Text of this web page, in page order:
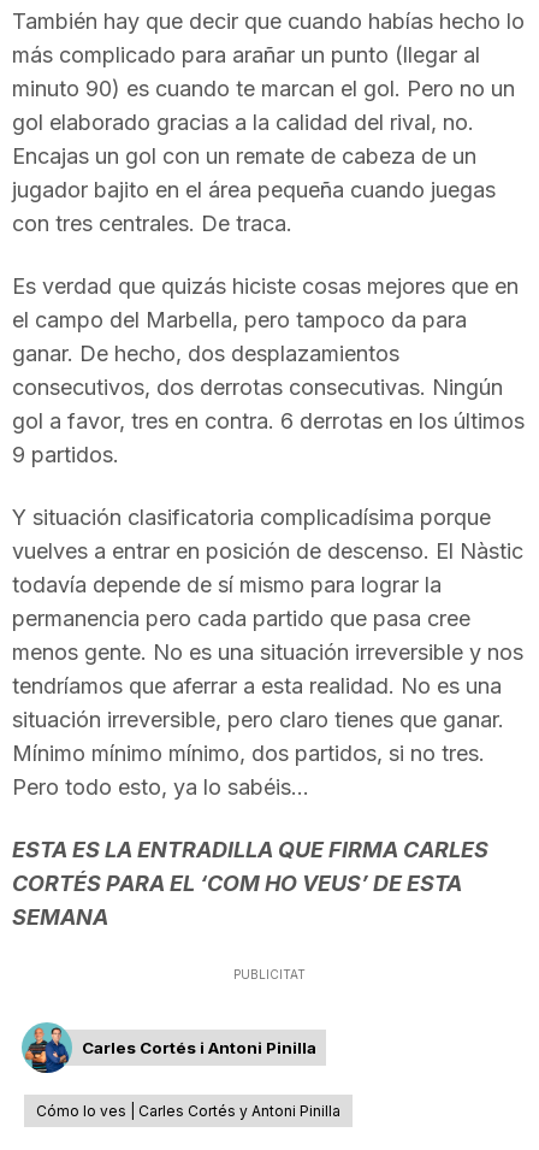
o
n
También hay que decir que cuando habías hecho lo
más complicado para arañar un punto (llegar al
minuto 90) es cuando te marcan el gol. Pero no un
gol elaborado gracias a la calidad del rival, no.
Encajas un gol con un remate de cabeza de un
jugador bajito en el área pequeña cuando juegas
con tres centrales. De traca.
Es verdad que quizás hiciste cosas mejores que en
el campo del Marbella, pero tampoco da para
ganar. De hecho, dos desplazamientos
consecutivos, dos derrotas consecutivas. Ningún
gol a favor, tres en contra. 6 derrotas en los últimos
9 partidos.
Y situación clasificatoria complicadísima porque
vuelves a entrar en posición de descenso. El Nàstic
todavía depende de sí mismo para lograr la
permanencia pero cada partido que pasa cree
menos gente. No es una situación irreversible y nos
tendríamos que aferrar a esta realidad. No es una
situación irreversible, pero claro tienes que ganar.
Mínimo mínimo mínimo, dos partidos, si no tres.
Pero todo esto, ya lo sabéis…
ESTA ES LA ENTRADILLA QUE FIRMA CARLES
CORTÉS PARA EL ‘COM HO VEUS’ DE ESTA
SEMANA
PUBLICITAT
Carles Cortés i Antoni Pinilla
Cómo lo ves | Carles Cortés y Antoni Pinilla